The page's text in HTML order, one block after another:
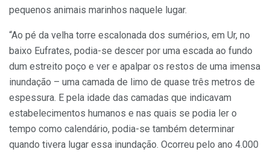
pequenos animais marinhos naquele lugar.
“Ao pé da velha torre escalonada dos sumérios, em Ur, no
baixo Eufrates, podia-se descer por uma escada ao fundo
dum estreito poço e ver e apalpar os restos de uma imensa
inundação – uma camada de limo de quase três metros de
espessura. E pela idade das camadas que indicavam
estabelecimentos humanos e nas quais se podia ler o
tempo como calendário, podia-se também determinar
quando tivera lugar essa inundação. Ocorreu pelo ano 4.000